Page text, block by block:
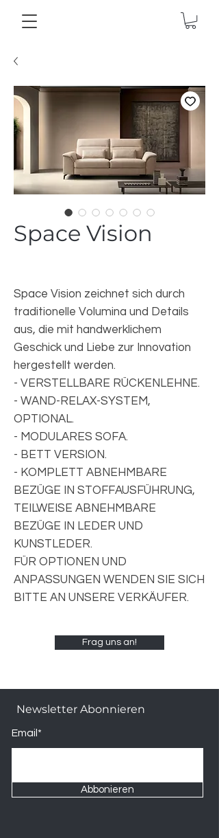
Space Vision
Space Vision zeichnet sich durch
traditionelle Volumina und Details
aus, die mit handwerklichem
Geschick und Liebe zur Innovation
hergestellt werden.
- VERSTELLBARE RÜCKENLEHNE.
- WAND-RELAX-SYSTEM,
OPTIONAL.
- MODULARES SOFA.
- BETT VERSION.
- KOMPLETT ABNEHMBARE
BEZÜGE IN STOFFAUSFÜHRUNG,
TEILWEISE ABNEHMBARE
BEZÜGE IN LEDER UND
KUNSTLEDER.
FÜR OPTIONEN UND
ANPASSUNGEN WENDEN SIE SICH
BITTE AN UNSERE VERKÄUFER.
Frag uns an!
Newsletter Abonnieren
Email*
Abbonieren